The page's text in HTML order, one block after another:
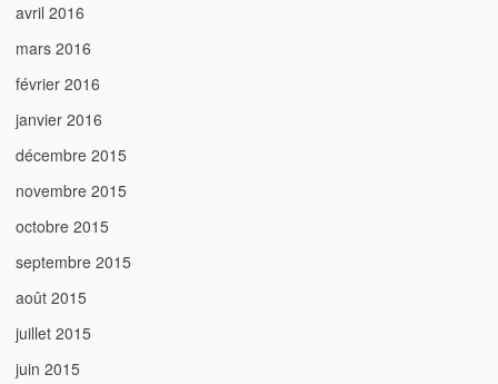
avril 2016
mars 2016
février 2016
janvier 2016
décembre 2015
novembre 2015
octobre 2015
septembre 2015
août 2015
juillet 2015
juin 2015